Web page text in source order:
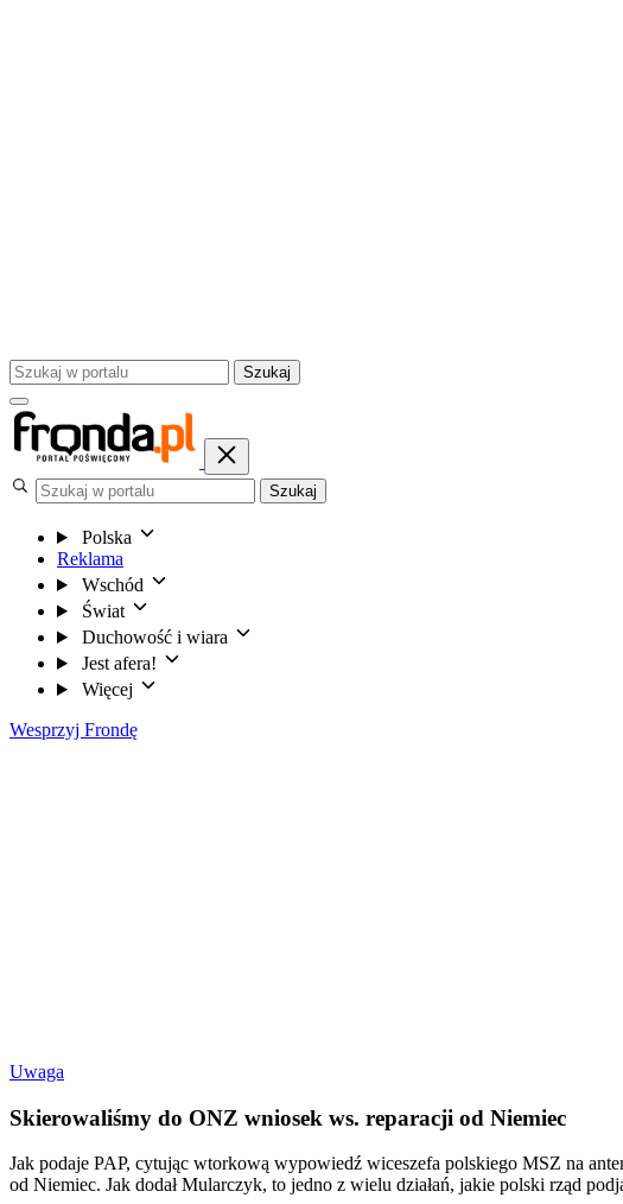
Szukaj
Szukaj
Polska
Reklama
Wschód
Świat
Duchowość i wiara
Jest afera!
Więcej
Wesprzyj Frondę
Uwaga
Skierowaliśmy do ONZ wniosek ws. reparacji od Niemiec
Jak podaje PAP, cytując wtorkową wypowiedź wiceszefa polskiego MSZ na
od Niemiec. Jak dodał Mularczyk, to jedno z wielu działań, jakie polski rząd